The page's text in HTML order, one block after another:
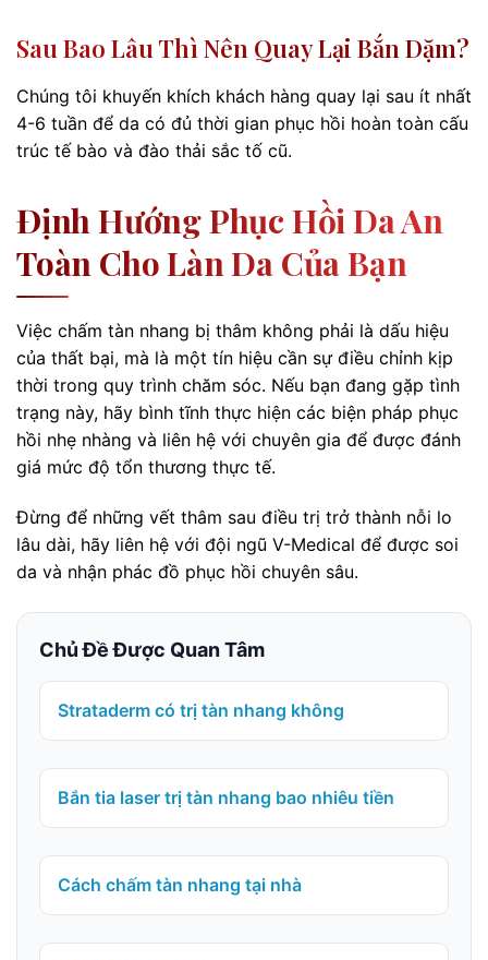
Sau Bao Lâu Thì Nên Quay Lại Bắn Dặm?
Chúng tôi khuyến khích khách hàng quay lại sau ít nhất
4-6 tuần để da có đủ thời gian phục hồi hoàn toàn cấu
trúc tế bào và đào thải sắc tố cũ.
Định Hướng Phục Hồi Da An
Toàn Cho Làn Da Của Bạn
Việc chấm tàn nhang bị thâm không phải là dấu hiệu
của thất bại, mà là một tín hiệu cần sự điều chỉnh kịp
thời trong quy trình chăm sóc. Nếu bạn đang gặp tình
trạng này, hãy bình tĩnh thực hiện các biện pháp phục
hồi nhẹ nhàng và liên hệ với chuyên gia để được đánh
giá mức độ tổn thương thực tế.
Đừng để những vết thâm sau điều trị trở thành nỗi lo
lâu dài, hãy liên hệ với đội ngũ V-Medical để được soi
da và nhận phác đồ phục hồi chuyên sâu.
Chủ Đề Được Quan Tâm
Strataderm có trị tàn nhang không
Bắn tia laser trị tàn nhang bao nhiêu tiền
Cách chấm tàn nhang tại nhà